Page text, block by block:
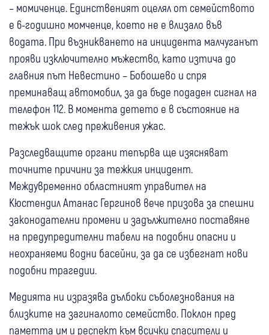
– момиченце. Единственият оцелял от семейството
е 6-годишно момченце, което не е влизало във
водата. При възникването на инцидента малчуганът
прояви изключително мъжество, като изтича до
главния път Невестино – Бобошево и спря
преминаващ автомобил, за да бъде подаден сигнал на
телефон 112. В момента детето е в състояние на
тежък шок след преживения ужас.
Разследващите органи тепърва ще изясняват
точните причини за тежкия инцидент.
Междувременно областният управител на
Кюстендил Атанас Гергинов вече призова за спешни
законодателни промени и задължително поставяне
на предупредителни табели на подобни опасни и
неохраняеми водни басейни, за да се избегнат нови
подобни трагедии.
Медията ни изразява дълбоки съболезнования на
близките на загиналото семейство. Поклон пред
паметта им и респект към всички спасители и